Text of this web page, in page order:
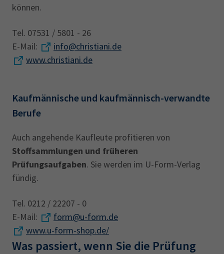
können.
Tel. 07531 / 5801 - 26
E-Mail:
info@christiani.de
www.christiani.de
Kaufmännische und kaufmännisch-verwandte
Berufe
Auch angehende Kaufleute profitieren von
Stoffsammlungen und früheren
Prüfungsaufgaben. Sie werden im U-Form-Verlag
fündig.
Tel. 0212 / 22207 - 0
E-Mail:
form@u-form.de
www.u-form-shop.de/
Was passiert, wenn Sie die Prüfung